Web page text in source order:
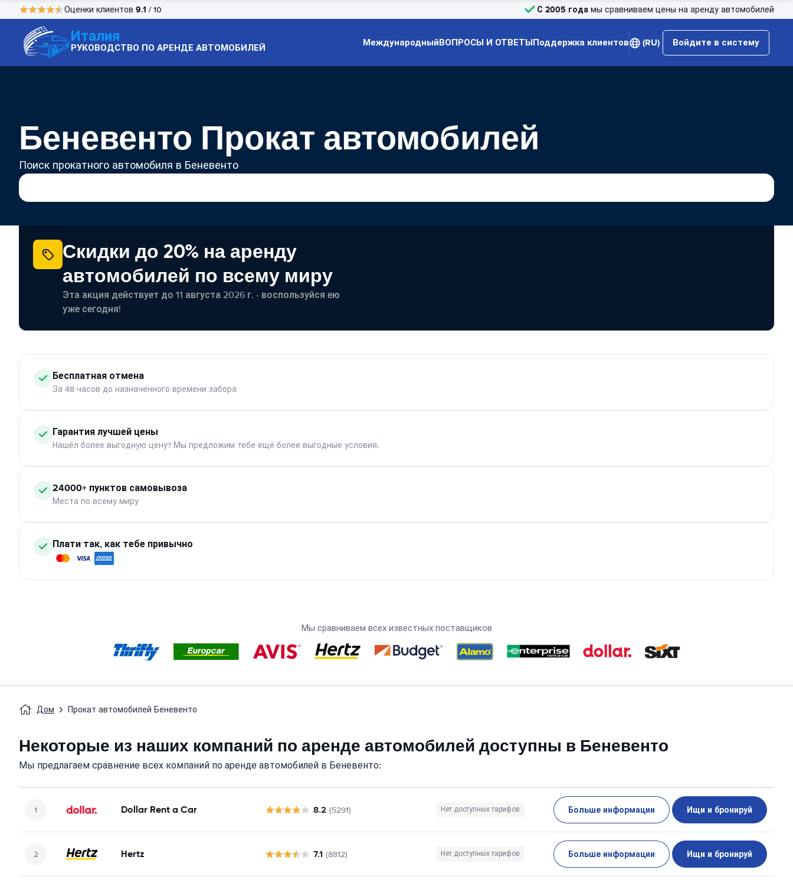
Оценки клиентов 9.1 / 10 С 2005 года мы сравниваем цены на аренду автомобилей
Италия
РУКОВОДСТВО ПО АРЕНДЕ АВТОМОБИЛЕЙ МеждународныйВОПРОСЫ И ОТВЕТЫПоддержка клиентов (RU) Войдите в систему
Беневенто Прокат автомобилей
Поиск прокатного автомобиля в Беневенто
Скидки до 20% на аренду
автомобилей по всему миру
Эта акция действует до 11 августа 2026 г. - воспользуйся ею
уже сегодня!
Бесплатная отмена
За 48 часов до назначенного времени забора
Гарантия лучшей цены
Нашёл более выгодную цену? Мы предложим тебе ещё более выгодные условия.
24000+ пунктов самовывоза
Места по всему миру
Плати так, как тебе привычно
Мы сравниваем всех известных поставщиков
Дом Прокат автомобилей Беневенто
Некоторые из наших компаний по аренде автомобилей доступны в Беневенто
Мы предлагаем сравнение всех компаний по аренде автомобилей в Беневенто:
Dollar Rent a Car 8.2 (5291) Нет доступных тарифов Больше информации Ищи и бронируй
Hertz 7.1 (8812) Нет доступных тарифов Больше информации Ищи и бронируй